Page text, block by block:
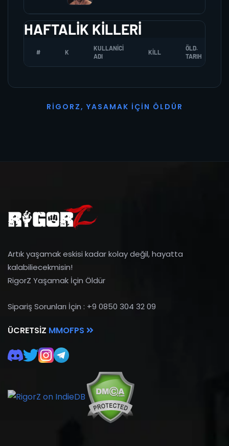
HAFTALIK KILLERI
# K
KULLANICI
ADI
KILL
ÖLD.
TARIH
R I G O R Z, YASAMAK İ ÇI N Ö L D Ü R
Artık yaşamak eskisi kadar kolay değil, hayatta
kalabiliecekmisin!
RigorZ Yaşamak İçin Öldür
Sipariş Sorunları İçin : +9 0850 304 32 09
ÜCRETSIZ MMOFPS